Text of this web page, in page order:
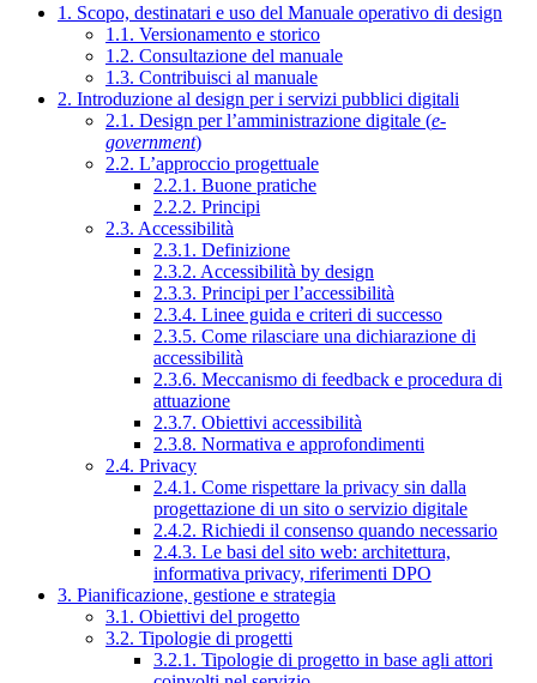
1. Scopo, destinatari e uso del Manuale operativo di design
1.1. Versionamento e storico
1.2. Consultazione del manuale
1.3. Contribuisci al manuale
2. Introduzione al design per i servizi pubblici digitali
2.1. Design per l’amministrazione digitale (e-
government)
2.2. L’approccio progettuale
2.2.1. Buone pratiche
2.2.2. Principi
2.3. Accessibilità
2.3.1. Definizione
2.3.2. Accessibilità by design
2.3.3. Principi per l’accessibilità
2.3.4. Linee guida e criteri di successo
2.3.5. Come rilasciare una dichiarazione di
accessibilità
2.3.6. Meccanismo di feedback e procedura di
attuazione
2.3.7. Obiettivi accessibilità
2.3.8. Normativa e approfondimenti
2.4. Privacy
2.4.1. Come rispettare la privacy sin dalla
progettazione di un sito o servizio digitale
2.4.2. Richiedi il consenso quando necessario
2.4.3. Le basi del sito web: architettura,
informativa privacy, riferimenti DPO
3. Pianificazione, gestione e strategia
3.1. Obiettivi del progetto
3.2. Tipologie di progetti
3.2.1. Tipologie di progetto in base agli attori